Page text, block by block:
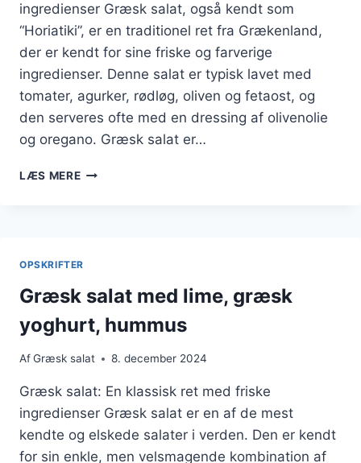
ingredienser Græsk salat, også kendt som
“Horiatiki”, er en traditionel ret fra Grækenland,
der er kendt for sine friske og farverige
ingredienser. Denne salat er typisk lavet med
tomater, agurker, rødløg, oliven og fetaost, og
den serveres ofte med en dressing af olivenolie
og oregano. Græsk salat er…
LÆS MEREGRÆSK
OPSKRIFTER
Græsk salat med lime, græsk
yoghurt, hummus
AfGræsk salat 8. december 2024
Græsk salat: En klassisk ret med friske
ingredienser Græsk salat er en af de mest
kendte og elskede salater i verden. Den er kendt
for sin enkle, men velsmagende kombination af